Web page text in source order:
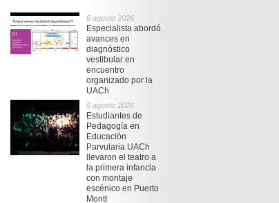
6 agosto 2026
Especialista abordó
avances en
diagnóstico
vestibular en
encuentro
organizado por la
UACh
6 agosto 2026
Estudiantes de
Pedagogía en
Educación
Parvularia UACh
llevaron el teatro a
la primera infancia
con montaje
escénico en Puerto
Montt